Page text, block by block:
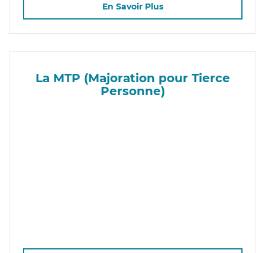
En Savoir Plus
La MTP (Majoration pour Tierce
Personne)